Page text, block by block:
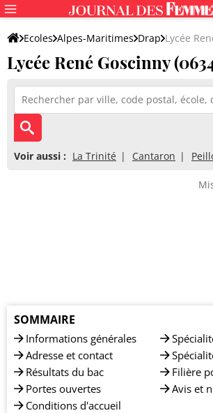
Ecoles Alpes-Maritimes Drap Lycée
Lycée René Goscinny
Voir aussi : La Trinité Cantaron
SOMMAIRE
Informations générales
Adresse et contact
Résultats du bac
Portes ouvertes
Conditions d'accueil
Filière
Avis et